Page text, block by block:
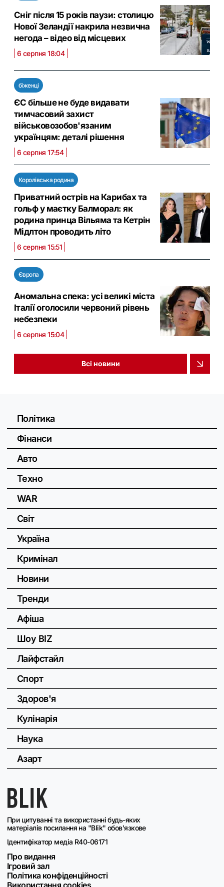
Сніг після 15 років паузи: столицю
Нової Зеландії накрила незвична
негода – відео від місцевих
6 серпня 18:04
біженці
ЄС більше не буде видавати
тимчасовий захист
військовозобов'язаним
українцям: деталі рішення
6 серпня 17:54
Королівська родина
Приватний острів на Карибах та
гольф у маєтку Балморал: як
родина принца Вільяма та Кетрін
Мідлтон проводить літо
6 серпня 15:51
Європа
Аномальна спека: усі великі міста
Італії оголосили червоний рівень
небезпеки
6 серпня 15:04
Всі новини
При цитуванні та використанні будь-яких
матеріалів посилання на "Blik" обов'язкове
Ідентифікатор медіа R40-06171
Про видання
Ігровий зал
Політика конфіденційності
Використання cookies
Політика
Фінанси
Авто
Техно
WAR
Світ
Україна
Кримінал
Новини
Тренди
Афіша
Шоу BIZ
Лайфстайл
Спорт
Здоров'я
Кулінарія
Наука
Азарт